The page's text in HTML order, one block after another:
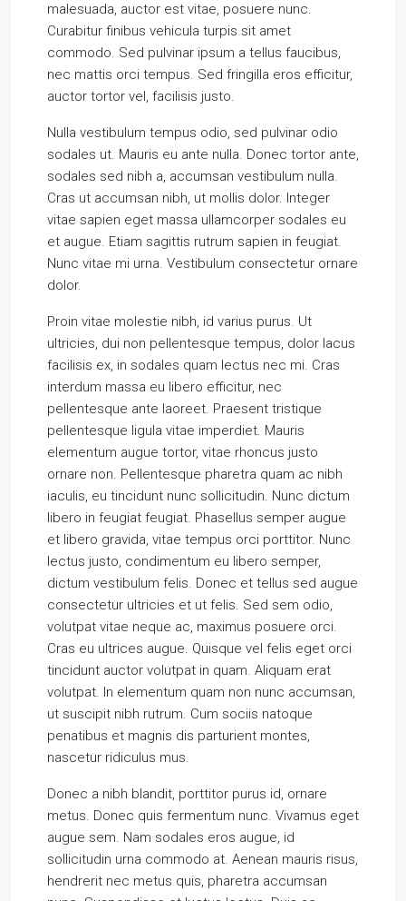
malesuada, auctor est vitae, posuere nunc.
Curabitur finibus vehicula turpis sit amet
commodo. Sed pulvinar ipsum a tellus faucibus,
nec mattis orci tempus. Sed fringilla eros efficitur,
auctor tortor vel, facilisis justo.
Nulla vestibulum tempus odio, sed pulvinar odio
sodales ut. Mauris eu ante nulla. Donec tortor ante,
sodales sed nibh a, accumsan vestibulum nulla.
Cras ut accumsan nibh, ut mollis dolor. Integer
vitae sapien eget massa ullamcorper sodales eu
et augue. Etiam sagittis rutrum sapien in feugiat.
Nunc vitae mi urna. Vestibulum consectetur ornare
dolor.
Proin vitae molestie nibh, id varius purus. Ut
ultricies, dui non pellentesque tempus, dolor lacus
facilisis ex, in sodales quam lectus nec mi. Cras
interdum massa eu libero efficitur, nec
pellentesque ante laoreet. Praesent tristique
pellentesque ligula vitae imperdiet. Mauris
elementum augue tortor, vitae rhoncus justo
ornare non. Pellentesque pharetra quam ac nibh
iaculis, eu tincidunt nunc sollicitudin. Nunc dictum
libero in feugiat feugiat. Phasellus semper augue
et libero gravida, vitae tempus orci porttitor. Nunc
lectus justo, condimentum eu libero semper,
dictum vestibulum felis. Donec et tellus sed augue
consectetur ultricies et ut felis. Sed sem odio,
volutpat vitae neque ac, maximus posuere orci.
Cras eu ultrices augue. Quisque vel felis eget orci
tincidunt auctor volutpat in quam. Aliquam erat
volutpat. In elementum quam non nunc accumsan,
ut suscipit nibh rutrum. Cum sociis natoque
penatibus et magnis dis parturient montes,
nascetur ridiculus mus.
Donec a nibh blandit, porttitor purus id, ornare
metus. Donec quis fermentum nunc. Vivamus eget
augue sem. Nam sodales eros augue, id
sollicitudin urna commodo at. Aenean mauris risus,
hendrerit nec metus quis, pharetra accumsan